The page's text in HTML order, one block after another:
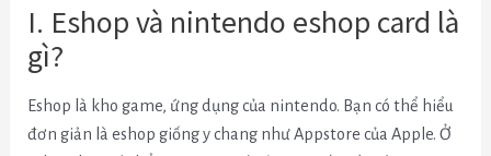
I. Eshop và nintendo eshop card là
gì?
Eshop là kho game, ứng dụng của nintendo. Bạn có thể hiểu
đơn giản là eshop giống y chang như Appstore của Apple. Ở